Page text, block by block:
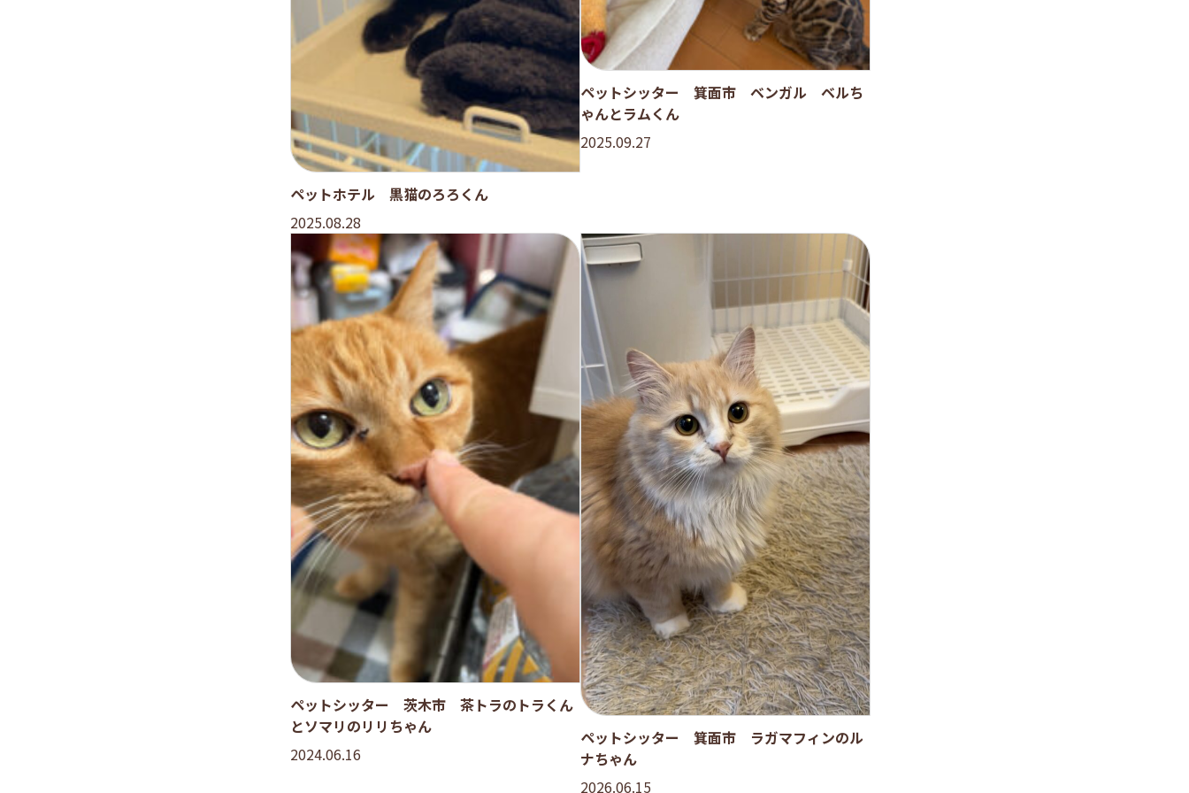
ペットホテル 黒猫のろろくん
2025.08.28
ペットシッター 箕面市 ベンガル ベルち
ゃんとラムくん
2025.09.27
ペットシッター 茨木市 茶トラのトラくん
とソマリのリリちゃん
2024.06.16
ペットシッター 箕面市 ラガマフィンのル
ナちゃん
2026.06.15